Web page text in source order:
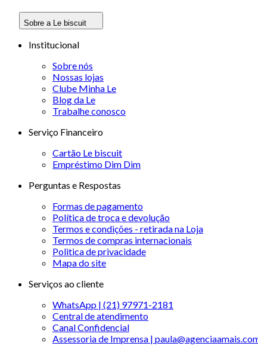
Sobre a Le biscuit
Institucional
Sobre nós
Nossas lojas
Clube Minha Le
Blog da Le
Trabalhe conosco
Serviço Financeiro
Cartão Le biscuit
Empréstimo Dim Dim
Perguntas e Respostas
Formas de pagamento
Política de troca e devolução
Termos e condições - retirada na Loja
Termos de compras internacionais
Politica de privacidade
Mapa do site
Serviços ao cliente
WhatsApp | (21) 97971-2181
Central de atendimento
Canal Confidencial
Assessoria de Imprensa |